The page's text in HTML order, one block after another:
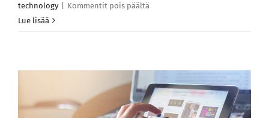
technology
Kommentit pois päältä
aliquet
curabir
Lue lisää